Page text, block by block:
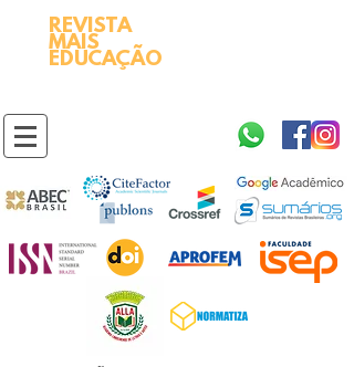
REVISTA
MAIS
EDUCAÇÃO